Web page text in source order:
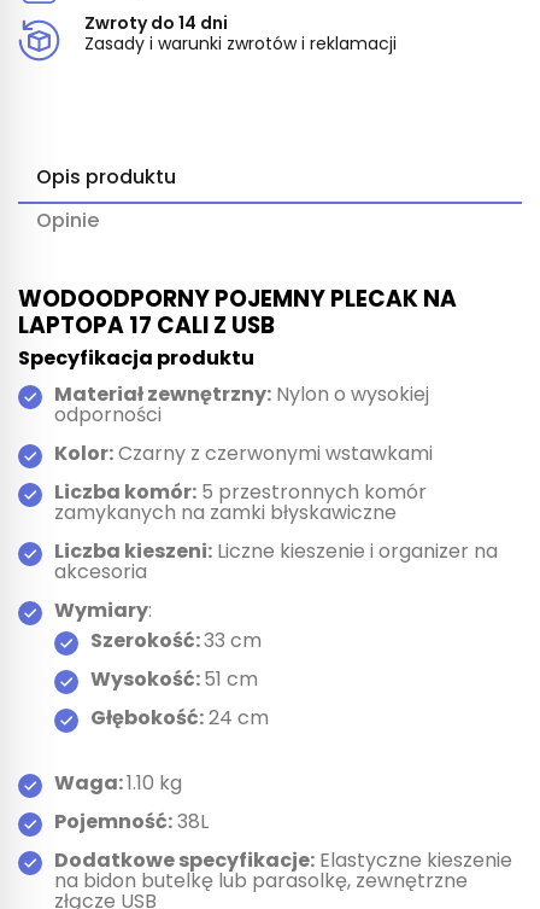
Zwroty do 14 dni
Zasady i warunki zwrotów i reklamacji
Opis produktu
Opinie
WODOODPORNY POJEMNY PLECAK NA
LAPTOPA 17 CALI Z USB
Specyfikacja produktu
Materiał zewnętrzny: Nylon o wysokiej
odporności
Kolor:Czarny z czerwonymi wstawkami
Liczba komór: 5 przestronnych komór
zamykanych na zamki błyskawiczne
Liczba kieszeni: Liczne kieszenie i organizer na
akcesoria
Wymiary:
Szerokość:33 cm
Wysokość:51 cm
Głębokość:24 cm
Waga:1.10 kg
Pojemność:38L
Dodatkowe specyfikacje: Elastyczne kieszenie
na bidon butelkę lub parasolkę, zewnętrzne
złącze USB